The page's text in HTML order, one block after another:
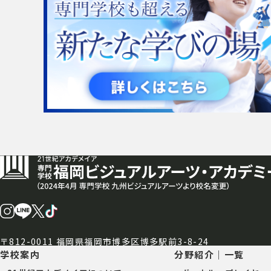
〒812-0011 福岡県福岡市博多区博多駅前3-8-24
学校案内 分野紹介｜一覧